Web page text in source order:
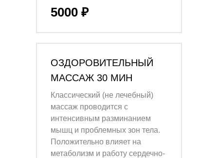
5000 ₽
ОЗДОРОВИТЕЛЬНЫЙ
МАССАЖ 30 МИН
Классический (не лечебный)
массаж проводится с
интенсивным разминанием
мышц и проблемных зон тела.
Положительно влияет на
метаболизм и работу сердечно-